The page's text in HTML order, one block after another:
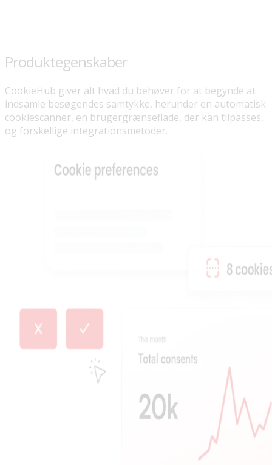
Produktegenskaber
CookieHub giver alt hvad du behøver for at begynde at
indsamle besøgendes samtykke, herunder en automatisk
cookiescanner, en brugergrænseflade, der kan tilpasses,
og forskellige integrationsmetoder.